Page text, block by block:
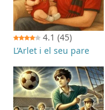
4.1 (45)
L’Arlet i el seu pare